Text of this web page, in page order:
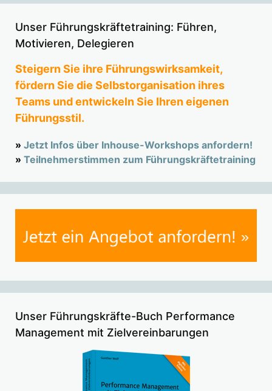
Unser Führungskräftetraining: Führen,
Motivieren, Delegieren
Steigern Sie ihre Führungswirksamkeit,
fördern Sie die Selbstorganisation ihres
Teams und entwickeln Sie Ihren eigenen
Führungsstil.
» Jetzt Infos über Inhouse-Workshops anfordern!
» Teilnehmerstimmen zum Führungskräftetraining
Unser Führungskräfte-Buch Performance
Management mit Zielvereinbarungen